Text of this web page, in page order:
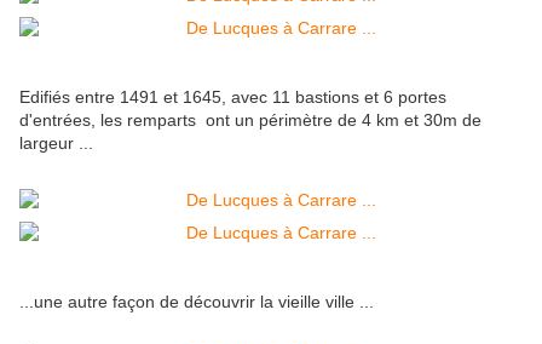
Edifiés entre 1491 et 1645, avec 11 bastions et 6 portes
d'entrées, les remparts ont un périmètre de 4 km et 30m de
largeur ...
...une autre façon de découvrir la vieille ville ...